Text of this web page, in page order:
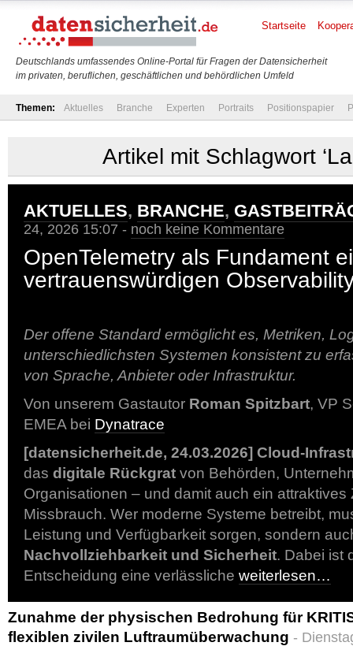
Deutschlands umfassendes Online-Portal für Fragen der Datensicherheit
im privaten, beruflichen, geschäftlichen und behördlichen Umfeld
Startseite
Themen: Aktuelles Branche Experten Portraits Positionspapier
Artikel mit Schlagwort
AKTUELLES, BRANCHE,
24, 2026 15:07 - noch keine Kommentare
OpenTelemetry als Fundament
vertrauenswürdigen
Der offene Standard ermöglicht es, Metriken,
unterschiedlichsten Systemen konsistent zu
von Sprache, Anbieter oder Infrastruktur.
Von unserem Gastautor Roman Spitzbart, VP
EMEA bei Dynatrace
[datensicherheit.de, 24.03.2026] Cloud-
das digitale Rückgrat von Behörden,
Organisationen – und damit auch ein attraktives
Missbrauch. Wer moderne Systeme betreibt,
Leistung und Verfügbarkeit sorgen, sondern
Nachvollziehbarkeit und Sicherheit. Dabei ist
Entscheidung eine verlässliche weiterlesen…
Zunahme der physischen Bedrohung für
flexiblen zivilen Luftraumüberwachung -